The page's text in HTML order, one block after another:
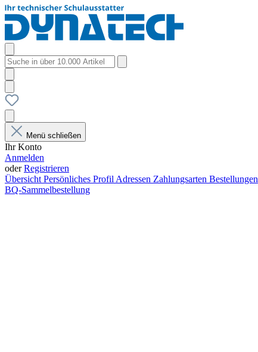
Menü schließen
Ihr Konto
Anmelden
oderRegistrieren
Übersicht Persönliches Profil Adressen Zahlungsarten Bestellungen
BQ-Sammelbestellung